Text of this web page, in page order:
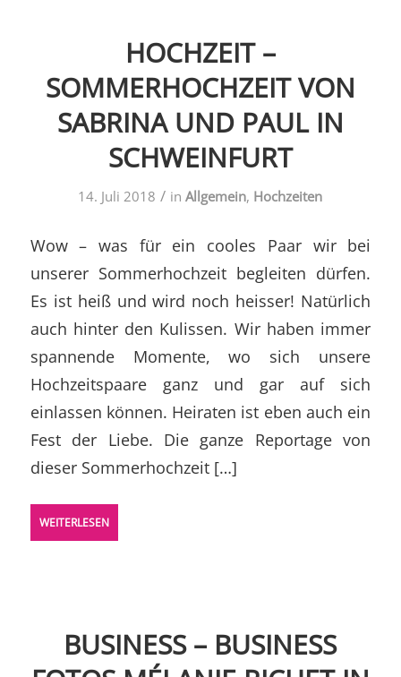
HOCHZEIT –
SOMMERHOCHZEIT VON
SABRINA UND PAUL IN
SCHWEINFURT
14. Juli 2018 / inAllgemein, Hochzeiten
Wow – was für ein cooles Paar wir bei
unserer Sommerhochzeit begleiten dürfen.
Es ist heiß und wird noch heisser! Natürlich
auch hinter den Kulissen. Wir haben immer
spannende Momente, wo sich unsere
Hochzeitspaare ganz und gar auf sich
einlassen können. Heiraten ist eben auch ein
Fest der Liebe. Die ganze Reportage von
dieser Sommerhochzeit […]
WEITERLESEN
BUSINESS – BUSINESS